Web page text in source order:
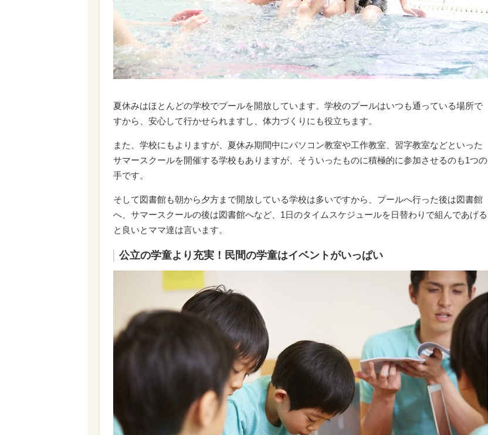
夏休みはほとんどの学校でプールを開放しています。学校のプールはいつも通っている場所で
すから、安心して行かせられますし、体力づくりにも役立ちます。
また、学校にもよりますが、夏休み期間中にパソコン教室や工作教室、習字教室などといった
サマースクールを開催する学校もありますが、そういったものに積極的に参加させるのも1つの
手です。
そして図書館も朝から夕方まで開放している学校は多いですから、プールへ行った後は図書館
へ、サマースクールの後は図書館へなど、1日のタイムスケジュールを日替わりで組んであげる
と良いとママ達は言います。
公立の学童より充実！民間の学童はイベントがいっぱい